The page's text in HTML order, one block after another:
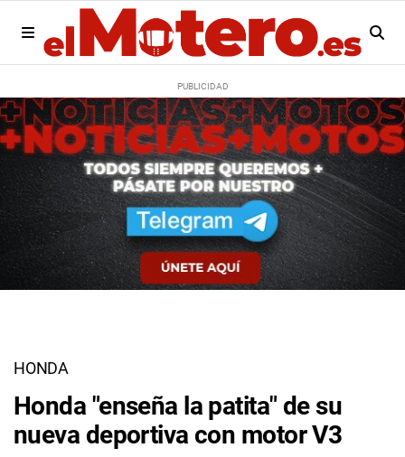
HONDA
Honda "enseña la patita" de su
nueva deportiva con motor V3